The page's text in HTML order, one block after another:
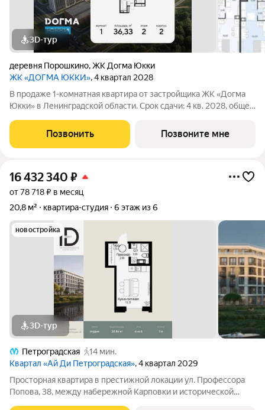
3D-тур
деревня Порошкино,ЖК Догма Юкки
ЖК «ДОГМА ЮККИ», 4 квартал 2028
В продаже 1-комнатная квартира от застройщика ЖК «Догма
Юкки» в Ленинградской области. Срок сдачи: 4 кв. 2028, общей
доступной социальной инфраструктурой. Жилой комплекс
расположен в
Позвонить Позвоните мне
16 432 340 ₽
от 78 718 ₽ в месяц
20,8 м²
квартира-студия 6 этаж из 6
новостройка
3D-тур
Петроградская
14 мин.
Квартал «Ай Ди Петроградская», 4 квартал 2029
Просторная квартира в престижной локации ул. Профессора
Попова, 38, между набережной Карповки и исторической